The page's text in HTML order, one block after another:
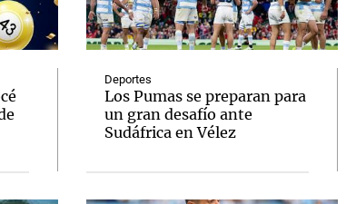
Deportes
Los Pumas se preparan para
un gran desafío ante
Sudáfrica en Vélez
El huracán de Arequito Cadena 3 en Groenlandia